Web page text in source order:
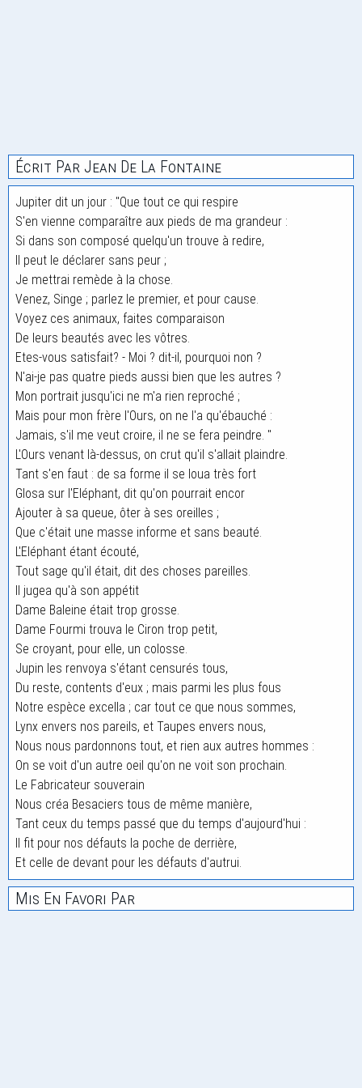
Écrit Par Jean De La Fontaine
Jupiter dit un jour : "Que tout ce qui respire
S'en vienne comparaître aux pieds de ma grandeur :
Si dans son composé quelqu'un trouve à redire,
Il peut le déclarer sans peur ;
Je mettrai remède à la chose.
Venez, Singe ; parlez le premier, et pour cause.
Voyez ces animaux, faites comparaison
De leurs beautés avec les vôtres.
Etes-vous satisfait? - Moi ? dit-il, pourquoi non ?
N'ai-je pas quatre pieds aussi bien que les autres ?
Mon portrait jusqu'ici ne m'a rien reproché ;
Mais pour mon frère l'Ours, on ne l'a qu'ébauché :
Jamais, s'il me veut croire, il ne se fera peindre. "
L'Ours venant là-dessus, on crut qu'il s'allait plaindre.
Tant s'en faut : de sa forme il se loua très fort
Glosa sur l'Eléphant, dit qu'on pourrait encor
Ajouter à sa queue, ôter à ses oreilles ;
Que c'était une masse informe et sans beauté.
L'Eléphant étant écouté,
Tout sage qu'il était, dit des choses pareilles.
Il jugea qu'à son appétit
Dame Baleine était trop grosse.
Dame Fourmi trouva le Ciron trop petit,
Se croyant, pour elle, un colosse.
Jupin les renvoya s'étant censurés tous,
Du reste, contents d'eux ; mais parmi les plus fous
Notre espèce excella ; car tout ce que nous sommes,
Lynx envers nos pareils, et Taupes envers nous,
Nous nous pardonnons tout, et rien aux autres hommes :
On se voit d'un autre oeil qu'on ne voit son prochain.
Le Fabricateur souverain
Nous créa Besaciers tous de même manière,
Tant ceux du temps passé que du temps d'aujourd'hui :
Il fit pour nos défauts la poche de derrière,
Et celle de devant pour les défauts d'autrui.
Mis En Favori Par